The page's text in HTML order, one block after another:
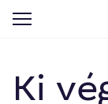
Ki